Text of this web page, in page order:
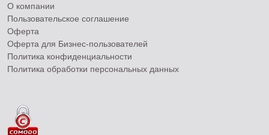
О компании
Пользовательское соглашение
Оферта
Оферта для Бизнес-пользователей
Политика конфиденциальности
Политика обработки персональных данных